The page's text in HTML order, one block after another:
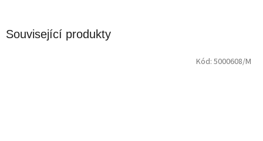
Související produkty
Kód: 5000608/M